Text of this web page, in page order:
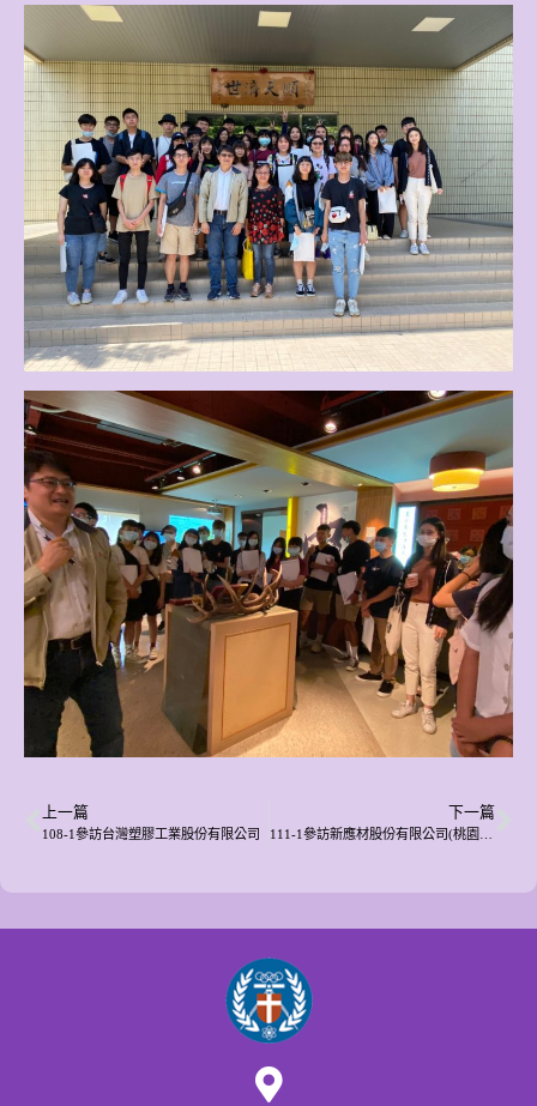
上一篇
108-1參訪台灣塑膠工業股份有限公司
下一篇
111-1參訪新應材股份有限公司(桃園廠暨研發中心)